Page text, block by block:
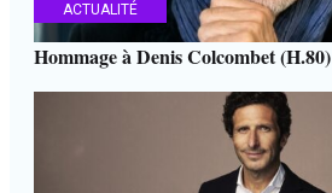
ACTUALITÉ
Hommage à Denis Colcombet (H.80)